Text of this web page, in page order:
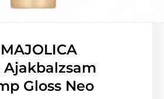
Ajakbalzsam
Gloss Neo